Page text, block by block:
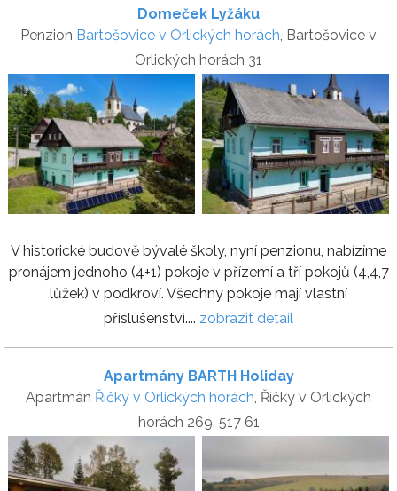
Domeček Lyžáku
Penzion Bartošovice v Orlických horách , Bartošovice v
Orlických horách 31
V historické budově bývalé školy, nyní penzionu, nabízíme
pronájem jednoho (4+1) pokoje v přízemí a tří pokojů (4,4,7
lůžek) v podkroví. Všechny pokoje mají vlastní
příslušenství.... zobrazit detail
Apartmány BARTH Holiday
Apartmán Říčky v Orlických horách , Říčky v Orlických
horách 269, 517 61